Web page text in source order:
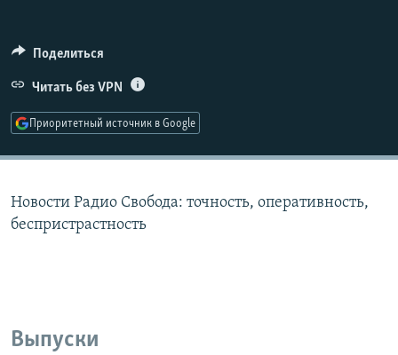
ПОДПИШИТЕСЬ НА РАССЫЛКУ
СОЦИАЛЬНЫЕ СЕТИ
Поделиться
Читать без VPN
Приоритетный источник в Google
Новости Радио Свобода: точность, оперативность,
беспристрастность
Выпуски